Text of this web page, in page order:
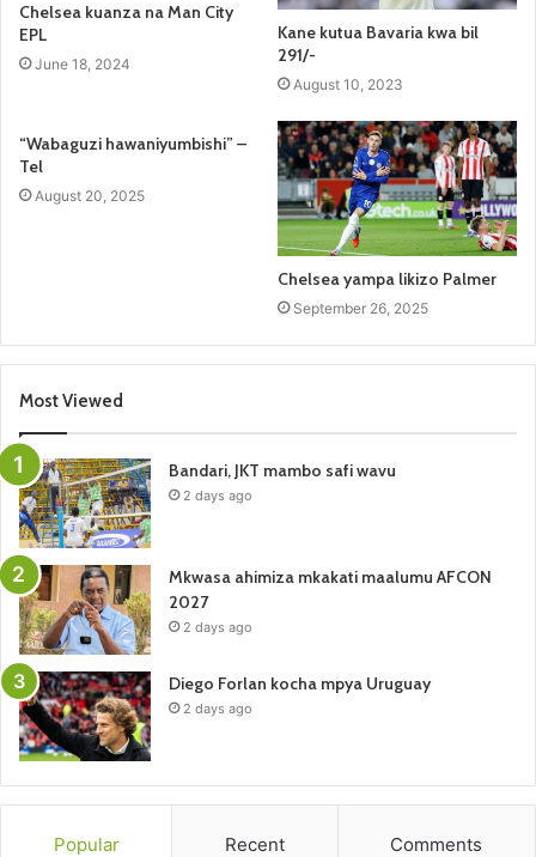
Chelsea kuanza na Man City
EPL
June 18, 2024
Kane kutua Bavaria kwa bil
291/-
August 10, 2023
“Wabaguzi hawaniyumbishi” –
Tel
August 20, 2025
Chelsea yampa likizo Palmer
September 26, 2025
Most Viewed
Bandari, JKT mambo safi wavu
2 days ago
Mkwasa ahimiza mkakati maalumu AFCON
2027
2 days ago
Diego Forlan kocha mpya Uruguay
2 days ago
Popular Recent Comments